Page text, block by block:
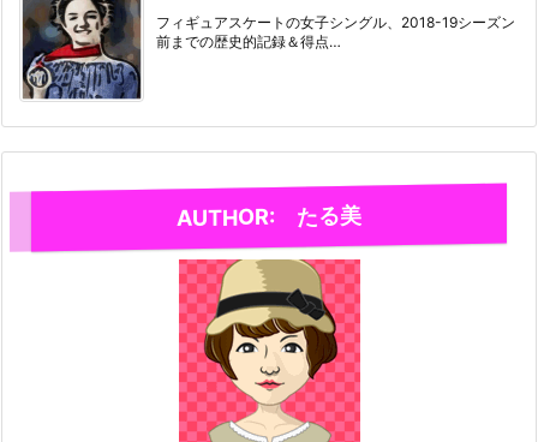
フィギュアスケートの女子シングル、2018-19シーズン
前までの歴史的記録＆得点…
AUTHOR: たる美